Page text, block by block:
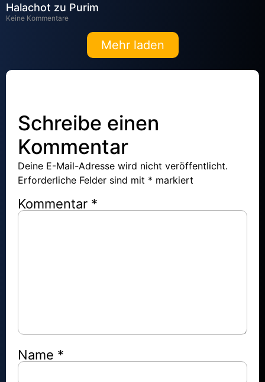
Halachot zu Purim
Keine Kommentare
Mehr laden
Schreibe einen
Kommentar
Deine E-Mail-Adresse wird nicht veröffentlicht.
Erforderliche Felder sind mit * markiert
Kommentar *
Name *